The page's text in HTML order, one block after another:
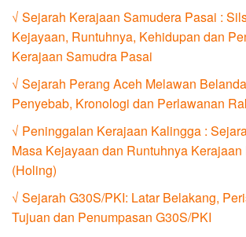
√ Sejarah Kerajaan Samudera Pasai :
Kejayaan, Runtuhnya, Kehidupan dan
Kerajaan Samudra Pasai
√ Sejarah Perang Aceh Melawan
Penyebab, Kronologi dan Perlawanan
√ Peninggalan Kerajaan Kalingga :
Masa Kejayaan dan Runtuhnya
(Holing)
√ Sejarah G30S/PKI: Latar Belakang,
Tujuan dan Penumpasan G30S/PKI